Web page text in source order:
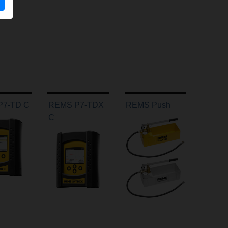
TD C
REMS P7-TDX
C
REMS Push